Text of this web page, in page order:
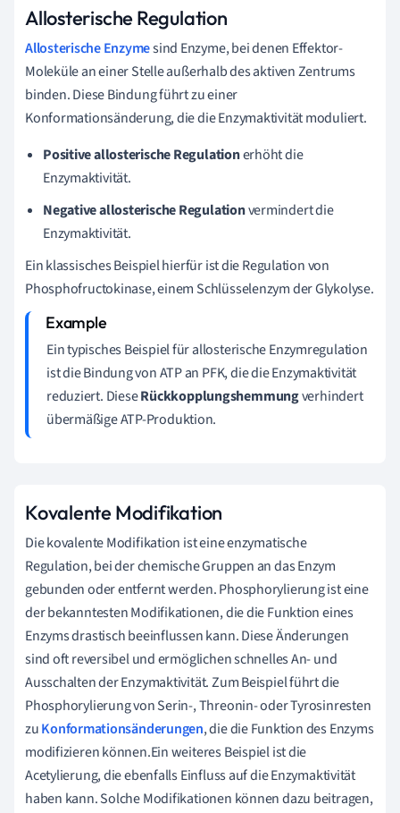
Allosterische Regulation
Allosterische Enzymesind Enzyme, bei denen Effektor-
Moleküle an einer Stelle außerhalb des aktiven Zentrums
binden. Diese Bindung führt zu einer
Konformationsänderung, die die Enzymaktivität moduliert.
Positive allosterische Regulationerhöht die
Enzymaktivität.
Negative allosterische Regulationvermindert die
Enzymaktivität.
Ein klassisches Beispiel hierfür ist die Regulation von
Phosphofructokinase, einem Schlüsselenzym der Glykolyse.
Ein typisches Beispiel für allosterische Enzymregulation
ist die Bindung von ATP an PFK, die die Enzymaktivität
reduziert. DieseRückkopplungshemmungverhindert
übermäßige ATP-Produktion.
Kovalente Modifikation
Die kovalente Modifikation ist eine enzymatische
Regulation, bei der chemische Gruppen an das Enzym
gebunden oder entfernt werden. Phosphorylierung ist eine
der bekanntesten Modifikationen, die die Funktion eines
Enzyms drastisch beeinflussen kann. Diese Änderungen
sind oft reversibel und ermöglichen schnelles An- und
Ausschalten der Enzymaktivität. Zum Beispiel führt die
Phosphorylierung von Serin-, Threonin- oder Tyrosinresten
zuKonformationsänderungen, die die Funktion des Enzyms
modifizieren können.Ein weiteres Beispiel ist die
Acetylierung, die ebenfalls Einfluss auf die Enzymaktivität
haben kann. Solche Modifikationen können dazu beitragen,